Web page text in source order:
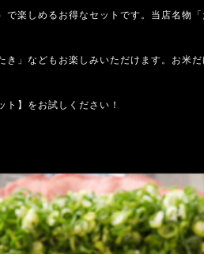
楽しめるお得なセットです。当店名物
」などもお楽しみいただけます。お米
】をお試しください！